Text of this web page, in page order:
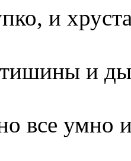
и
тишины и
все умно